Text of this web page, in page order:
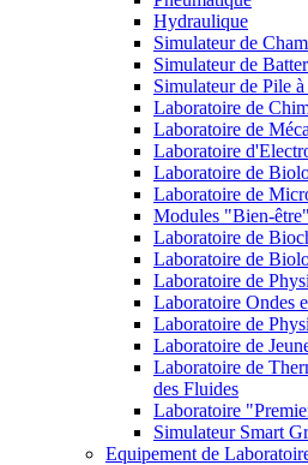
Hydraulique
Simulateur de
Simulateur de
Simulateur de Pile
Laboratoire de
Laboratoire de
Laboratoire
Laboratoire de
Laboratoire de
Modules "Bien-être"
Laboratoire de
Laboratoire de
Laboratoire de
Laboratoire Ondes
Laboratoire de
Laboratoire de
Laboratoire de
des Fluides
Laboratoire
Simulateur Smart
Equipement de